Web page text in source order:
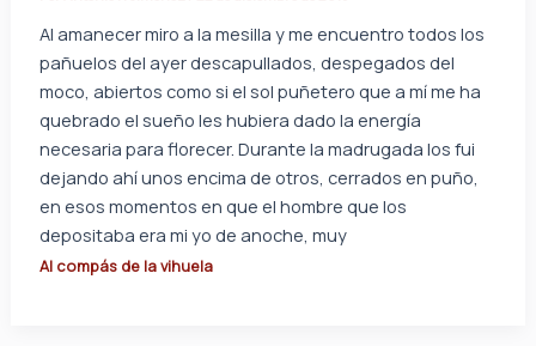
Al amanecer miro a la mesilla y me encuentro todos los
pañuelos del ayer descapullados, despegados del
moco, abiertos como si el sol puñetero que a mí me ha
quebrado el sueño les hubiera dado la energía
necesaria para florecer. Durante la madrugada los fui
dejando ahí unos encima de otros, cerrados en puño,
en esos momentos en que el hombre que los
depositaba era mi yo de anoche, muy
Al compás de la vihuela